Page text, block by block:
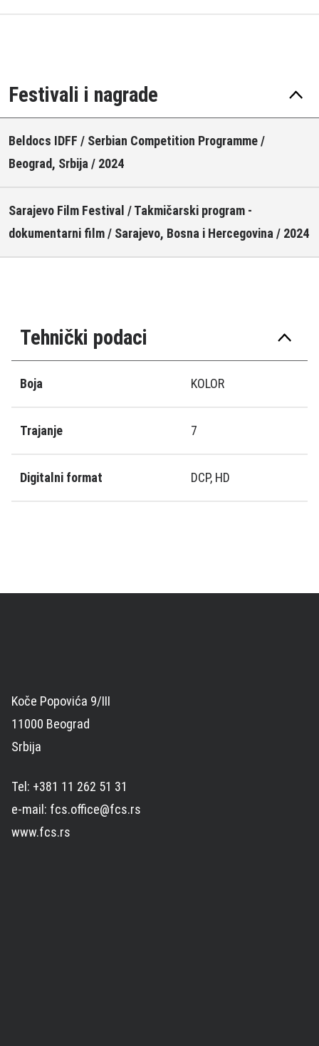
Festivali i nagrade
Beldocs IDFF / Serbian Competition Programme /
Beograd, Srbija / 2024
Sarajevo Film Festival / Takmičarski program -
dokumentarni film / Sarajevo, Bosna i Hercegovina / 2024
Tehnički podaci
Boja KOLOR
Trajanje 7
Digitalni format DCP, HD
Koče Popovića 9/III
11000 Beograd
Srbija
Tel: +381 11 262 51 31
e-mail: fcs.office@fcs.rs
www.fcs.rs